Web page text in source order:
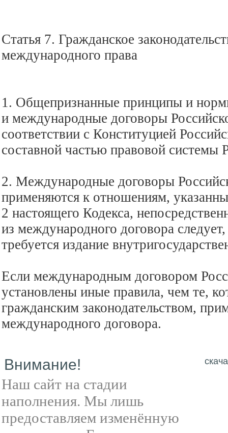
Статья 7. Гражданское
международного права
1. Общепризнанные принципы и
и международные договоры
соответствии с Конституцией
составной частью правовой системы
2. Международные договоры
применяются к отношениям,
2 настоящего Кодекса,
из международного договора
требуется издание
Если международным договором
установлены иные правила, чем те,
гражданским законодательством,
международного договора.
Внимание!
Наш сайт на стадии
наполнения. Мы лишь
предоставляем изменённую